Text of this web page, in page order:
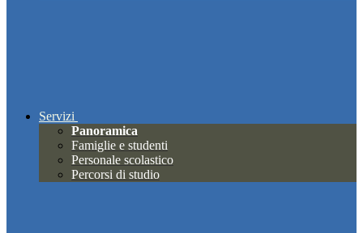
Servizi
Panoramica
Famiglie e studenti
Personale scolastico
Percorsi di studio